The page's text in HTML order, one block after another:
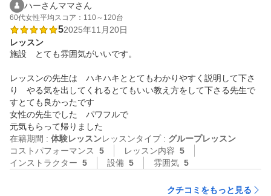
ハーさんママさん
60代女性平均スコア：110～120台
52025年11月20日
レッスン
施設　とても雰囲気がいいです。
レッスンの先生は　ハキハキととてもわかりやすく説明して下さ
り　やる気を出してくれるとてもいい教え方をして下さる先生で
すとても良かったです
女性の先生でした　パワフルで
元気もらって帰りました
在籍期間 : 体験レッスンレッスンタイプ : グループレッスン
コストパフォーマンス
5 レッスン内容 5
インストラクター 5 設備 5 雰囲気 5
クチコミをもっと見る